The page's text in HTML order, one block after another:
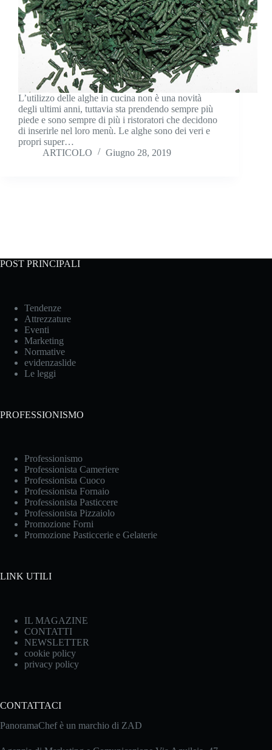
L’utilizzo delle alghe in cucina non è una novità
degli ultimi anni, tuttavia sta prendendo sempre più
piede e sono sempre di più i ristoratori che decidono
di inserirle nel loro menù. Le alghe sono dei veri e
propri super…
ARTICOLO
Giugno 28, 2019
POST PRINCIPALI
Tendenze
Attrezzature
Eventi
Marketing
Normative
evidenzaslide
Le leggi
PROFESSIONISMO
Professionismo
Professionista Cameriere
Professionista Cuoco
Professionista Fornaio
Professionista Pasticcere
Professionista Pizzaiolo
Promozione Forni
Promozione Pasticcerie e Gelaterie
LINK UTILI
IL MAGAZINE
CONTATTI
NEWSLETTER
cookie policy
privacy policy
CONTATTACI
PanoramaChef è un marchio di ZAD